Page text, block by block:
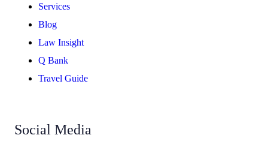
Services
Blog
Law Insight
Q Bank
Travel Guide
Social Media